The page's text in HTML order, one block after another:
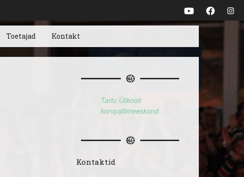
Toetajad Kontakt
Tartu Ülikooli
korvpallimeeskond
Kontaktid